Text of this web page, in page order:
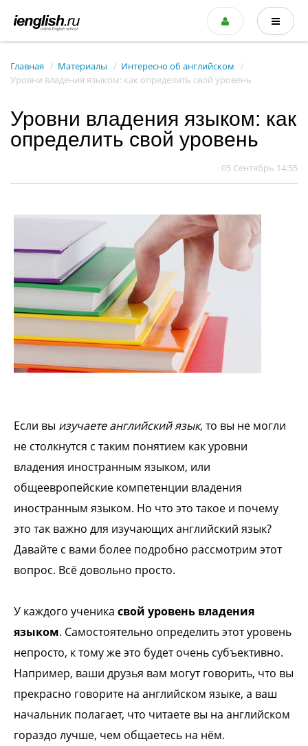
Главная Материалы
Интересно об английском
Уровни владения языком: как определить свой уровень
Уровни владения языком: как
определить свой уровень
05 Сентябрь 14:55
Если вы изучаете английский язык, то вы не могли
не столкнутся с таким понятием как уровни
владения иностранным языком, или
общеевропейские компетенции владения
иностранным языком. Но что это такое и почему
это так важно для изучающих английский язык?
Давайте с вами более подробно рассмотрим этот
вопрос. Всё довольно просто.
У каждого ученика свой уровень владения
языком. Самостоятельно определить этот уровень
непросто, к тому же это будет очень субъективно.
Например, ваши друзья вам могут говорить, что вы
прекрасно говорите на английском языке, а ваш
начальник полагает, что читаете вы на английском
гораздо лучше, чем общаетесь на нём.